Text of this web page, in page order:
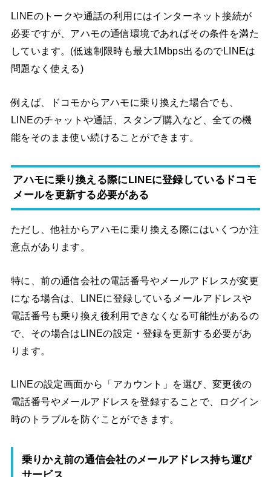
LINEのトークや通話の利用にはインターネット接続が
必要ですが、アハモの通信環境であればその条件を満た
しています。(低速制限時も最大1Mbps出るのでLINEは
問題なく使える)
例えば、ドコモからアハモに乗り換えた場合でも、
LINEのチャットや通話、スタンプ購入など、全ての機
能をそのまま使い続けることができます。
アハモに乗り換える際にLINEに登録しているドコモ
メールを更新する必要がある
ただし、他社からアハモに乗り換える際にはいくつか注
意点があります。
特に、前の通信会社の電話番号やメールアドレスが変更
になる場合は、LINEに登録しているメールアドレスや
電話番号も乗り換え後利用できなくなる可能性があるの
で、その場合はLINEの設定・登録を更新する必要があ
ります。
LINEの設定画面から「アカウント」を選び、変更後の
電話番号やメールアドレスを登録することで、ログイン
時のトラブルを防ぐことができます。
乗りかえ前の通信会社のメールアドレス持ち運び
サービス